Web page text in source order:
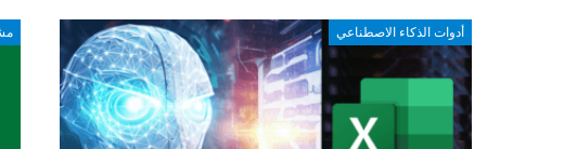
أدوات الذكاء الاصطناعي